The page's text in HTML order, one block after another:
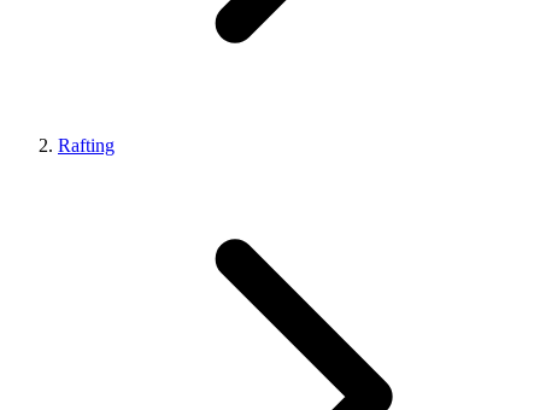
Rafting